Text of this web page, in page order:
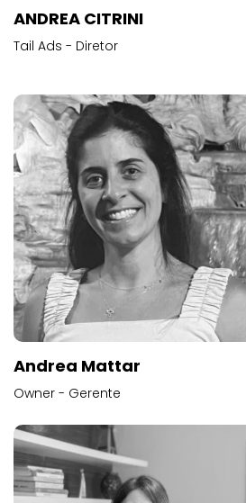
ANDREA CITRINI
Tail Ads - Diretor
Andrea Mattar
Owner - Gerente